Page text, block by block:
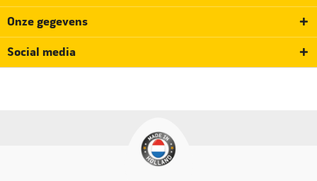
Onze gegevens
Social media